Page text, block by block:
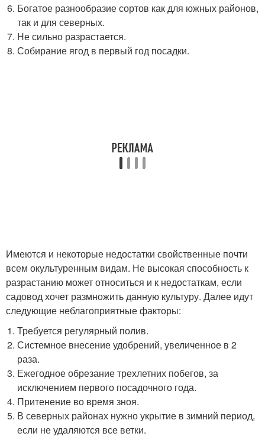
Богатое разнообразие сортов как для южных районов,
так и для северных.
Не сильно разрастается.
Собирание ягод в первый год посадки.
Имеются и некоторые недостатки свойственные почти
всем окультуренным видам. Не высокая способность к
разрастанию может относиться и к недостаткам, если
садовод хочет размножить данную культуру. Далее идут
следующие неблагоприятные факторы:
Требуется регулярный полив.
Системное внесение удобрений, увеличенное в 2
раза.
Ежегодное обрезание трехлетних побегов, за
исключением первого посадочного года.
Притенение во время зноя.
В северных районах нужно укрытие в зимний период,
если не удаляются все ветки.